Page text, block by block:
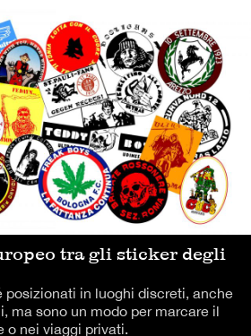
tra gli sticker degli
posizionati in luoghi discreti, anche
ma sono un modo per marcare il
o nei viaggi privati.